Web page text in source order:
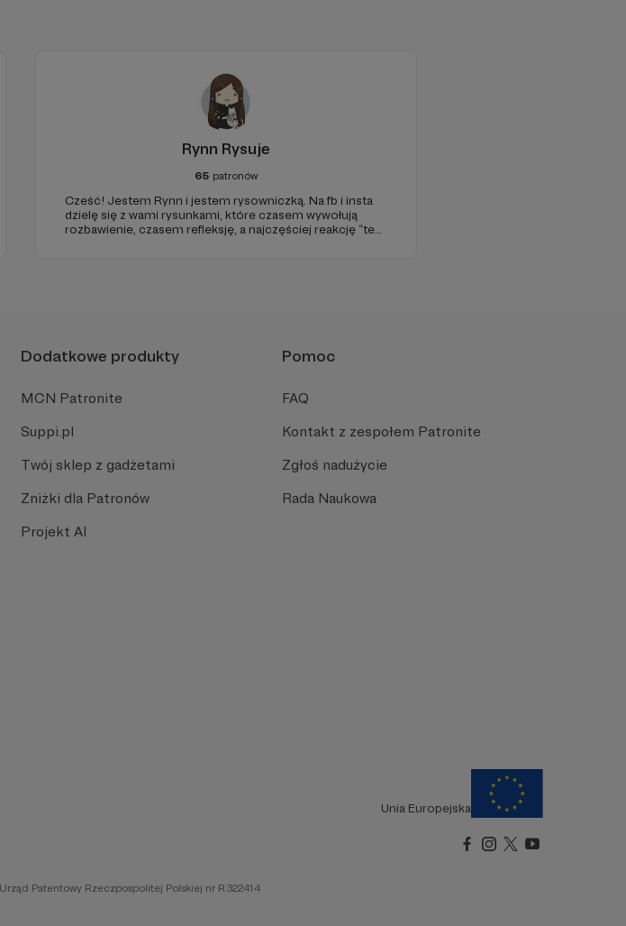
Rynn Rysuje
65 patronów
Cześć! Jestem Rynn i jestem rysowniczką. Na fb i insta
dzielę się z wami rysunkami, które czasem wywołują
rozbawienie, czasem refleksję, a najczęściej reakcję “też
Dodatkowe produkty
MCN Patronite
Suppi.pl
Twój sklep z gadżetami
Zniżki dla Patronów
Projekt AI
Pomoc
FAQ
Kontakt z zespołem Patronite
Zgłoś nadużycie
Rada Naukowa
Unia Europejska
Patentowy Rzeczpospolitej Polskiej nr R.322414